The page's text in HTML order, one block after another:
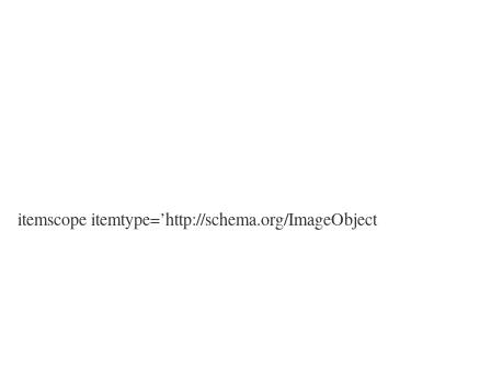
itemscope itemtype=’http://schema.org/ImageObject